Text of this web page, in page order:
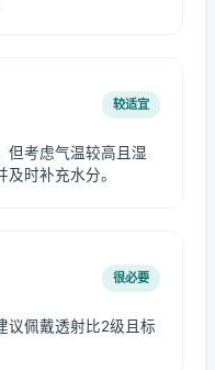
较适宜
但考虑气温较高且湿
时补充水分。
很必要
议佩戴透射比2级且标